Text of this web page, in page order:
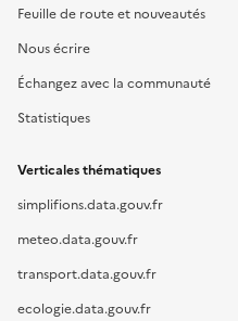
Feuille de route et nouveautés
Nous écrire
Échangez avec la communauté
Statistiques
Verticales thématiques
simplifions.data.gouv.fr
meteo.data.gouv.fr
transport.data.gouv.fr
ecologie.data.gouv.fr